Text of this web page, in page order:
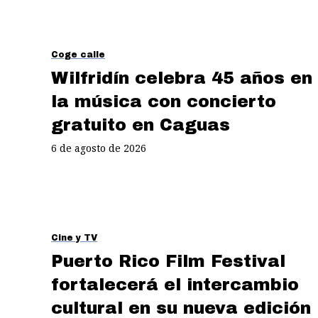
Coge calle
Wilfridín celebra 45 años en
la música con concierto
gratuito en Caguas
6 de agosto de 2026
Cine y TV
Puerto Rico Film Festival
fortalecerá el intercambio
cultural en su nueva edición